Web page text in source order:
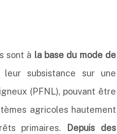
sont à la base du mode de
subsistance sur une
(PFNL), pouvant être
agricoles hautement
primaires.
Depuis des